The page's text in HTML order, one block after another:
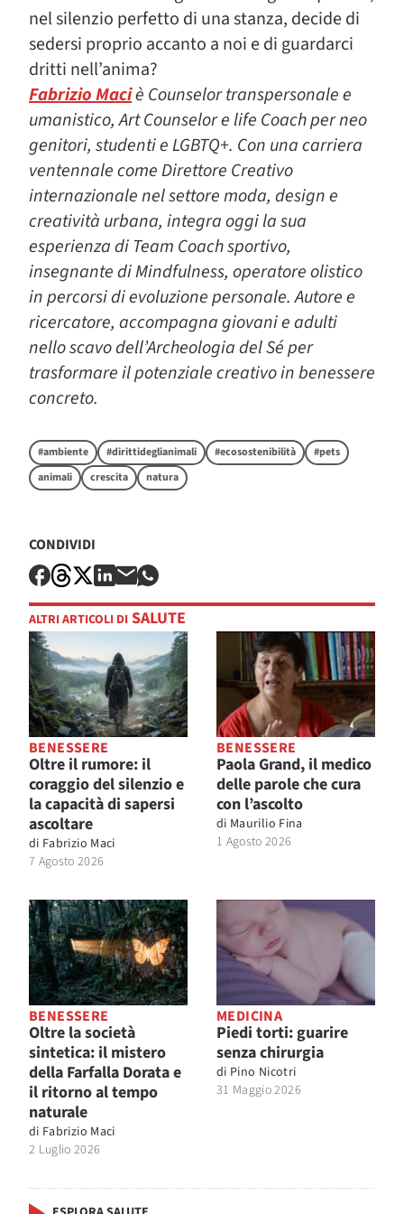
nel silenzio perfetto di una stanza, decide di
sedersi proprio accanto a noi e di guardarci
dritti nell’anima?
Fabrizio Maciè Counselor transpersonale e
umanistico, Art Counselor e life Coach per neo
genitori, studenti e LGBTQ+. Con una carriera
ventennale come Direttore Creativo
internazionale nel settore moda, design e
creatività urbana, integra oggi la sua
esperienza di Team Coach sportivo,
insegnante di Mindfulness, operatore olistico
in percorsi di evoluzione personale. Autore e
ricercatore, accompagna giovani e adulti
nello scavo dell’Archeologia del Sé per
trasformare il potenziale creativo in benessere
concreto.
#ambiente #dirittideglianimali #ecosostenibilità
#pets
animali
crescita natura
CONDIVIDI
ALTRI ARTICOLI DI SALUTE
BENESSERE
Oltre il rumore: il
coraggio del silenzio e
la capacità di sapersi
ascoltare
di Fabrizio Maci
7 Agosto 2026
BENESSERE
Paola Grand, il medico
delle parole che cura
con l’ascolto
di Maurilio Fina
1 Agosto 2026
BENESSERE
Oltre la società
sintetica: il mistero
della Farfalla Dorata e
il ritorno al tempo
naturale
di Fabrizio Maci
2 Luglio 2026
MEDICINA
Piedi torti: guarire
senza chirurgia
di Pino Nicotri
31 Maggio 2026